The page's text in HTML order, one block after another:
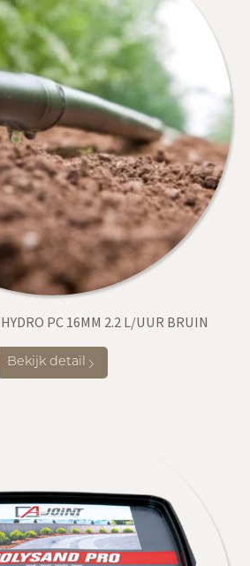
PC 16MM 2.2 L/UUR BRUIN
Bekijk detail